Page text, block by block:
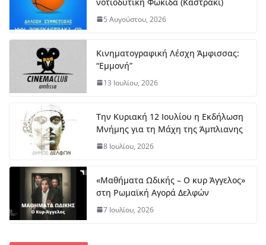
5 Αυγούστου, 2026
Κινηματογραφική Λέσχη Άμφισσας:
“Εμμονή”
13 Ιουλίου, 2026
Την Κυριακή 12 Ιουλίου η Εκδήλωση
Μνήμης για τη Μάχη της Άμπλιανης
8 Ιουλίου, 2026
«Μαθήματα Ωδικής – Ο κυρ Άγγελος»
στη Ρωμαϊκή Αγορά Δελφών
7 Ιουλίου, 2026